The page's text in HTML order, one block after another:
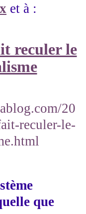
et à :
reculer le
20
reculer-le-
que